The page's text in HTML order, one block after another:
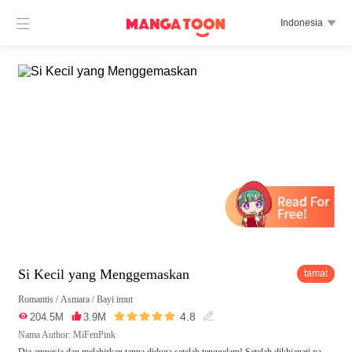
 Indonesia 
Si Kecil yang Menggemaskan tamat
Romantis / Asmara /Bayi imut
 204.5M 3.9M  4.8 
Nama Author: MiFenPink